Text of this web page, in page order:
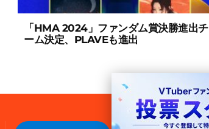
「HMA 2024」ファンダム賞決勝進出チ
ーム決定、PLAVEも進出